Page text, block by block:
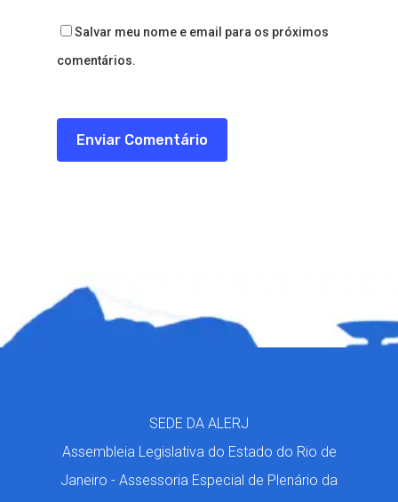
Salvar meu nome e email para os próximos
comentários.
SEDE DA ALERJ
Assembleia Legislativa do Estado do Rio de
Janeiro - Assessoria Especial de Plenário da